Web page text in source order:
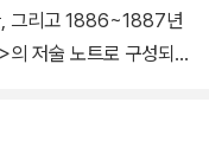
, 그리고 1886~1887년
저술 노트로 구성되어
니체의 모습을 보여주